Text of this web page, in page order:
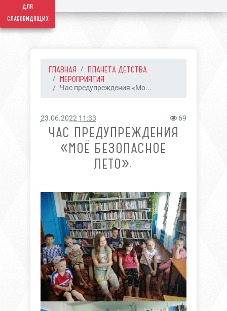
для
слабовидящих
ГЛАВНАЯ
ПЛАНЕТА ДЕТСТВА
МЕРОПРИЯТИЯ
Час предупреждения «Мо...
23.06.2022 11:33 69
ЧАС ПРЕДУПРЕЖДЕНИЯ
«МОЁ БЕЗОПАСНОЕ
ЛЕТО».